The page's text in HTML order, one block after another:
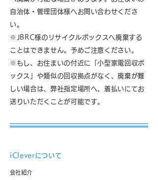
自治体・管理団体様へお問い合わせくださ
い。
※JBRC様のリサイクルボックスへ廃棄する
ことはできません。予めご注意ください。
※もし、お住まいの付近に「小型家電回収ボ
ックス」や類似の回収拠点がなく、廃棄が難
しい場合は、弊社指定場所へ、着払いにてお
送りいただくことが可能です。
iCleverについて
​会社紹介